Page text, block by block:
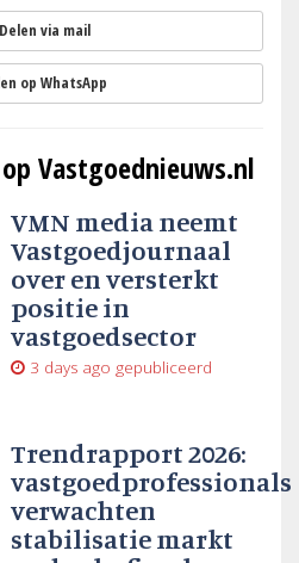
Delen via mail
op WhatsApp
Vastgoednieuws.nl
VMN media neemt
Vastgoedjournaal
over en versterkt
positie in
vastgoedsector
3 days ago gepubliceerd
Trendrapport 2026:
vastgoedprofessionals
verwachten
stabilisatie markt